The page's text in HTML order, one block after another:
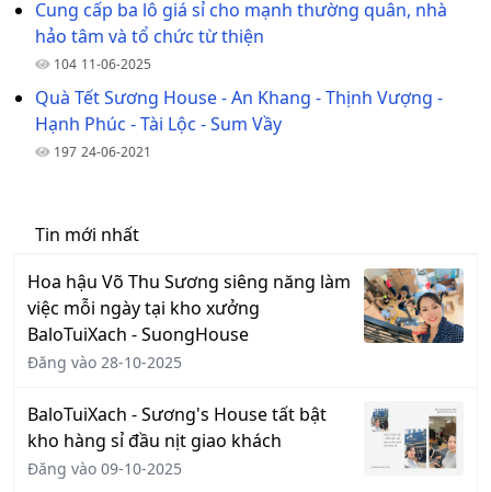
Cung cấp ba lô giá sỉ cho mạnh thường quân, nhà
hảo tâm và tổ chức từ thiện
104 11-06-2025
Quà Tết Sương House - An Khang - Thịnh Vượng -
Hạnh Phúc - Tài Lộc - Sum Vầy
197 24-06-2021
Tin mới nhất
Hoa hậu Võ Thu Sương siêng năng làm
việc mỗi ngày tại kho xưởng
BaloTuiXach - SuongHouse
Đăng vào 28-10-2025
BaloTuiXach - Sương's House tất bật
kho hàng sỉ đầu nịt giao khách
Đăng vào 09-10-2025